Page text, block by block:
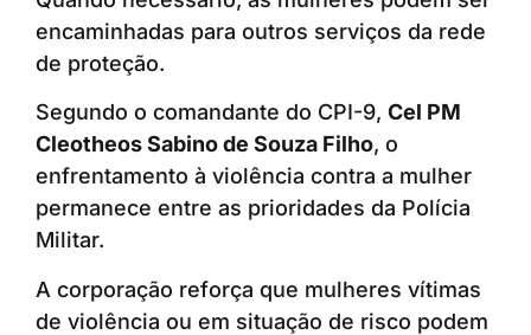
encaminhadas para outros serviços da rede
de proteção.
Segundo o comandante do CPI-9, Cel PM
Cleotheos Sabino de Souza Filho, o
enfrentamento à violência contra a mulher
permanece entre as prioridades da Polícia
Militar.
A corporação reforça que mulheres vítimas
de violência ou em situação de risco podem